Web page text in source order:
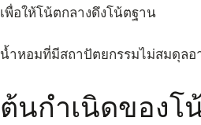
เพื่อให้โน้ตกลางดึงโน้ตฐาน
น้ำหอมที่มีสถาปัตยกรรมไม่สมดุลอ
ต้นกำเนิดของโ